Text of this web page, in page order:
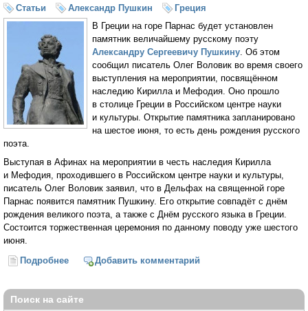
Статьи Александр Пушкин
Греция
В Греции на горе Парнас будет установлен
памятник величайшему русскому поэту
Александру Сергеевичу Пушкину. Об этом
сообщил писатель Олег Воловик во время своего
выступления на мероприятии, посвящённом
наследию Кирилла и Мефодия. Оно прошло
в столице Греции в Российском центре науки
и культуры. Открытие памятника запланировано
на шестое июня, то есть день рождения русского
поэта.
Выступая в Афинах на мероприятии в честь наследия Кирилла
и Мефодия, проходившего в Российском центре науки и культуры,
писатель Олег Воловик заявил, что в Дельфах на священной горе
Парнас появится памятник Пушкину. Его открытие совпадёт с днём
рождения великого поэта, а также с Днём русского языка в Греции.
Состоится торжественная церемония по данному поводу уже шестого
июня.
Подробнее о Памятник Пушкину установят на Парнасе
Добавить комментарий
Поиск на сайте